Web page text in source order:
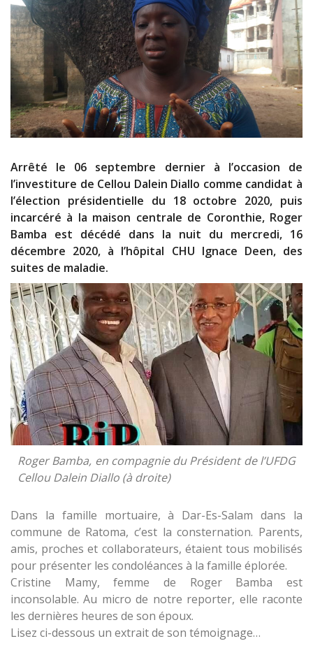
Arrêté le 06 septembre dernier à l’occasion de
l’investiture de Cellou Dalein Diallo comme candidat à
l’élection présidentielle du 18 octobre 2020, puis
incarcéré à la maison centrale de Coronthie, Roger
Bamba est décédé dans la nuit du mercredi, 16
décembre 2020, à l’hôpital CHU Ignace Deen, des
suites de maladie.
Roger Bamba, en compagnie du Président de l’UFDG
Cellou Dalein Diallo (à droite)
Dans la famille mortuaire, à Dar-Es-Salam dans la
commune de Ratoma, c’est la consternation. Parents,
amis, proches et collaborateurs, étaient tous mobilisés
pour présenter les condoléances à la famille éplorée.
Cristine Mamy, femme de Roger Bamba est
inconsolable. Au micro de notre reporter, elle raconte
les dernières heures de son époux.
Lisez ci-dessous un extrait de son témoignage…